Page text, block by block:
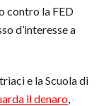
contro la FED
d’interesse a
e la Scuola di
il denaro